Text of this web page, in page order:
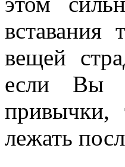
вставания
вещей
если Вы
привычки,
лежать